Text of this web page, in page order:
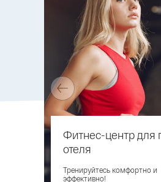
Фитнес-центр для
отеля
Тренируйтесь комфортно и
эффективно!